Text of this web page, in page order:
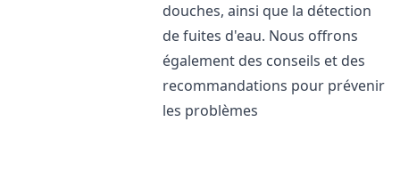
douches, ainsi que la détection
de fuites d'eau. Nous offrons
également des conseils et des
recommandations pour prévenir
les problèmes